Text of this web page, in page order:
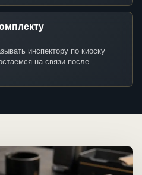
инспектору по киоску
на связи после